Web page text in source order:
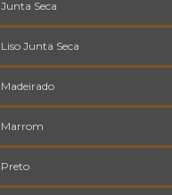
Seca
Junta Seca